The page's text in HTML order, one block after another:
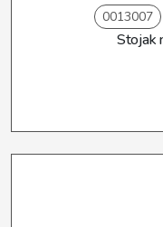
0013007
Stojak